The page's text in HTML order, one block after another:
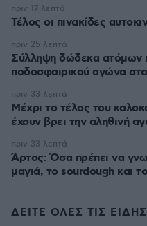
Τέλος οι πινακίδες
πριν 17 λεπτά
Σύλληψη δώδεκα ατόμων
ποδοσφαιρικού αγώνα
πριν 25 λεπτά
Μέχρι το τέλος του
έχουν βρει την αληθινή
πριν 33 λεπτά
Άρτος: Όσα πρέπει να
μαγιά, το sourdough και
πριν 33 λεπτά
ΔΕΙΤΕ ΟΛΕΣ ΤΙΣ